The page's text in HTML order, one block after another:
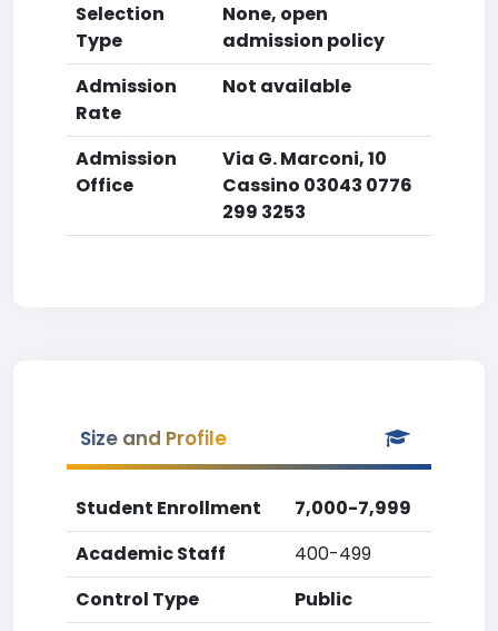
Selection
Type
None, open
admission policy
Admission
Rate
Not available
Admission
Office
Via G. Marconi, 10
Cassino 03043 0776
299 3253
Size and Profile
Student Enrollment
7,000-7,999
Academic Staff
400-499
Control Type
Public